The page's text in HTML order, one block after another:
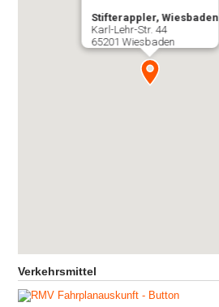
Stifterappler, Wiesbaden
Karl-Lehr-Str. 44
65201 Wiesbaden
Verkehrsmittel